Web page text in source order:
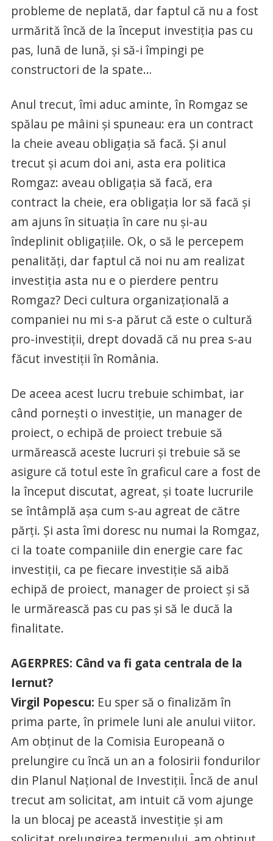
probleme de neplată, dar faptul că nu a fost
urmărită încă de la început investiţia pas cu
pas, lună de lună, şi să-i împingi pe
constructori de la spate…
Anul trecut, îmi aduc aminte, în Romgaz se
spălau pe mâini şi spuneau: era un contract
la cheie aveau obligaţia să facă. Şi anul
trecut şi acum doi ani, asta era politica
Romgaz: aveau obligaţia să facă, era
contract la cheie, era obligaţia lor să facă şi
am ajuns în situaţia în care nu şi-au
îndeplinit obligaţiile. Ok, o să le percepem
penalităţi, dar faptul că noi nu am realizat
investiţia asta nu e o pierdere pentru
Romgaz? Deci cultura organizaţională a
companiei nu mi s-a părut că este o cultură
pro-investiţii, drept dovadă că nu prea s-au
făcut investiţii în România.
De aceea acest lucru trebuie schimbat, iar
când porneşti o investiţie, un manager de
proiect, o echipă de proiect trebuie să
urmărească aceste lucruri şi trebuie să se
asigure că totul este în graficul care a fost de
la început discutat, agreat, şi toate lucrurile
se întâmplă aşa cum s-au agreat de către
părţi. Şi asta îmi doresc nu numai la Romgaz,
ci la toate companiile din energie care fac
investiţii, ca pe fiecare investiţie să aibă
echipă de proiect, manager de proiect şi să
le urmărească pas cu pas şi să le ducă la
finalitate.
AGERPRES: Când va fi gata centrala de la
Iernut?
Virgil Popescu: Eu sper să o finalizăm în
prima parte, în primele luni ale anului viitor.
Am obţinut de la Comisia Europeană o
prelungire cu încă un an a folosirii fondurilor
din Planul Naţional de Investiţii. Încă de anul
trecut am solicitat, am intuit că vom ajunge
la un blocaj pe această investiţie şi am